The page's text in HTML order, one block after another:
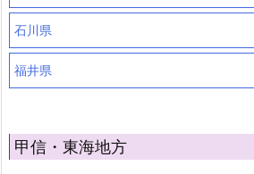
石川県
福井県
甲信・東海地方